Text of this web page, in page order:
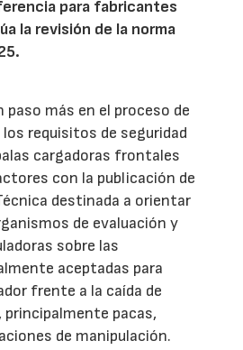
para fabricantes
la revisión de la norma
paso más en el proceso de
requisitos de seguridad
cargadoras frontales
con la publicación de
destinada a orientar
de evaluación y
sobre las
aceptadas para
frente a la caída de
pacas,
de manipulación.